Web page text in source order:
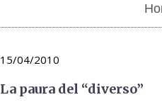
15/04/2010
La paura del “diverso”